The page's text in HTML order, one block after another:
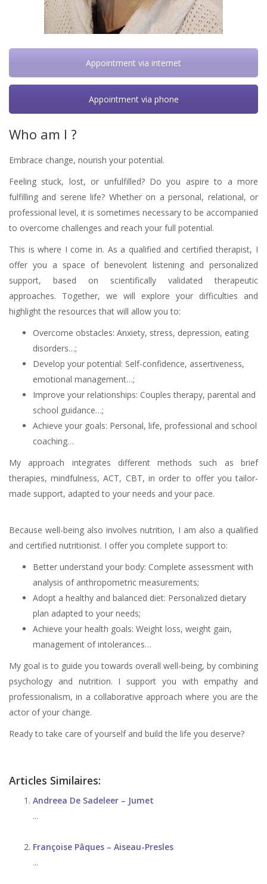
Who am I ?
Embrace change, nourish your potential.
Feeling stuck, lost, or unfulfilled? Do you aspire to a more
fulfilling and serene life? Whether on a personal, relational, or
professional level, it is sometimes necessary to be accompanied
to overcome challenges and reach your full potential.
This is where I come in. As a qualified and certified therapist, I
offer you a space of benevolent listening and personalized
support, based on scientifically validated therapeutic
approaches. Together, we will explore your difficulties and
highlight the resources that will allow you to:
Overcome obstacles: Anxiety, stress, depression, eating
disorders…;
Develop your potential: Self-confidence, assertiveness,
emotional management…;
Improve your relationships: Couples therapy, parental and
school guidance…;
Achieve your goals: Personal, life, professional and school
coaching…
My approach integrates different methods such as brief
therapies, mindfulness, ACT, CBT, in order to offer you tailor-
made support, adapted to your needs and your pace.
Appointment via internet
Appointment via phone
Because well-being also involves nutrition, I am also a qualified
and certified nutritionist. I offer you complete support to:
Better understand your body: Complete assessment with
analysis of anthropometric measurements;
Adopt a healthy and balanced diet: Personalized dietary
plan adapted to your needs;
Achieve your health goals: Weight loss, weight gain,
management of intolerances…
My goal is to guide you towards overall well-being, by combining
psychology and nutrition. I support you with empathy and
professionalism, in a collaborative approach where you are the
actor of your change.
Ready to take care of yourself and build the life you deserve?
Articles Similaires:
Andreea De Sadeleer – Jumet
...
Françoise Pâques – Aiseau-Presles
...